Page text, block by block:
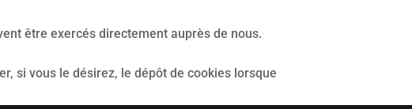
être exercés directement auprès de nous.
si vous le désirez, le dépôt de cookies lorsque